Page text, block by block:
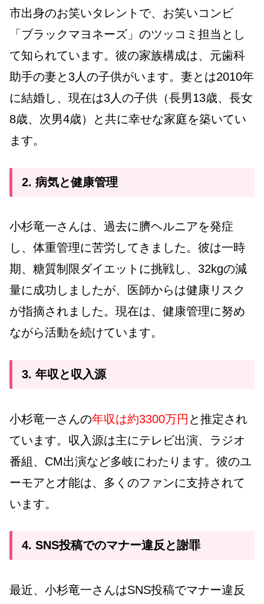
市出身のお笑いタレントで、お笑いコンビ
「ブラックマヨネーズ」のツッコミ担当とし
て知られています。彼の家族構成は、元歯科
助手の妻と3人の子供がいます。妻とは2010年
に結婚し、現在は3人の子供（長男13歳、長女
8歳、次男4歳）と共に幸せな家庭を築いてい
ます。
2. 病気と健康管理
小杉竜一さんは、過去に臍ヘルニアを発症
し、体重管理に苦労してきました。彼は一時
期、糖質制限ダイエットに挑戦し、32kgの減
量に成功しましたが、医師からは健康リスク
が指摘されました。現在は、健康管理に努め
ながら活動を続けています。
3. 年収と収入源
小杉竜一さんの年収は約3300万円 と推定され
ています。収入源は主にテレビ出演、ラジオ
番組、CM出演など多岐にわたります。彼のユ
ーモアと才能は、多くのファンに支持されて
います。
4. SNS投稿でのマナー違反と謝罪
最近、小杉竜一さんはSNS投稿でマナー違反